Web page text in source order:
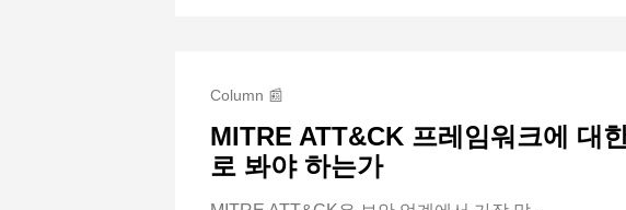
Column 📰
MITRE ATT&CK 프레임워크에 대
로 봐야 하는가